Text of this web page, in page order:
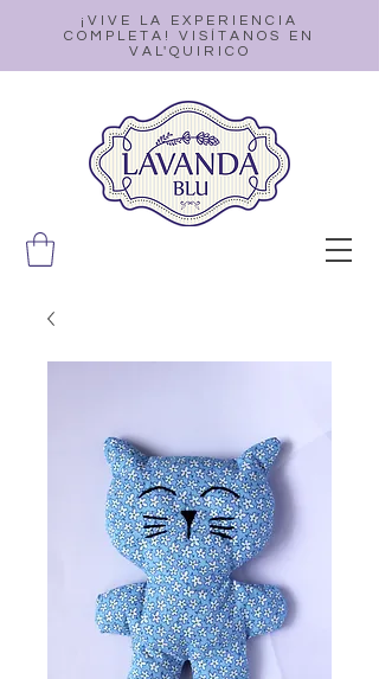
¡VIVE LA EXPERIENCIA
COMPLETA! VISÍTANOS EN
VAL'QUIRICO